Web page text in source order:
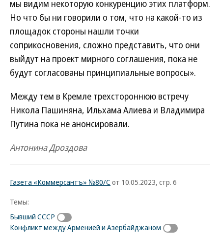
мы видим некоторую конкуренцию этих платформ.
Но что бы ни говорили о том, что на какой-то из
площадок стороны нашли точки
соприкосновения, сложно представить, что они
выйдут на проект мирного соглашения, пока не
будут согласованы принципиальные вопросы».
Между тем в Кремле трехстороннюю встречу
Никола Пашиняна, Ильхама Алиева и Владимира
Путина пока не анонсировали.
Антонина Дроздова
Газета «Коммерсантъ» №80/С от 10.05.2023, стр. 6
Темы:
Бывший СССР
Конфликт между Арменией и Азербайджаном